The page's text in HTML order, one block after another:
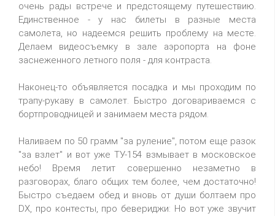
очень рады встрече и предстоящему путешествию.
Единственное - у нас билеты в разные места
самолета, но надеемся решить проблему на месте.
Делаем видеосъемку в зале аэропорта на фоне
заснеженного летного поля - для контраста.
Наконец-то объявляется посадка и мы проходим по
трапу-рукаву в самолет. Быстро договариваемся с
бортпроводницей и занимаем места рядом.
Наливаем по 50 грамм "за руление", потом еще разок
"за взлет" и вот уже ТУ-154 взмывает в московское
небо! Время летит совершенно незаметно в
разговорах, благо общих тем более, чем достаточно!
Быстро съедаем обед и вновь от души болтаем про
DX, про контесты, про бевериджи: Но вот уже звучит